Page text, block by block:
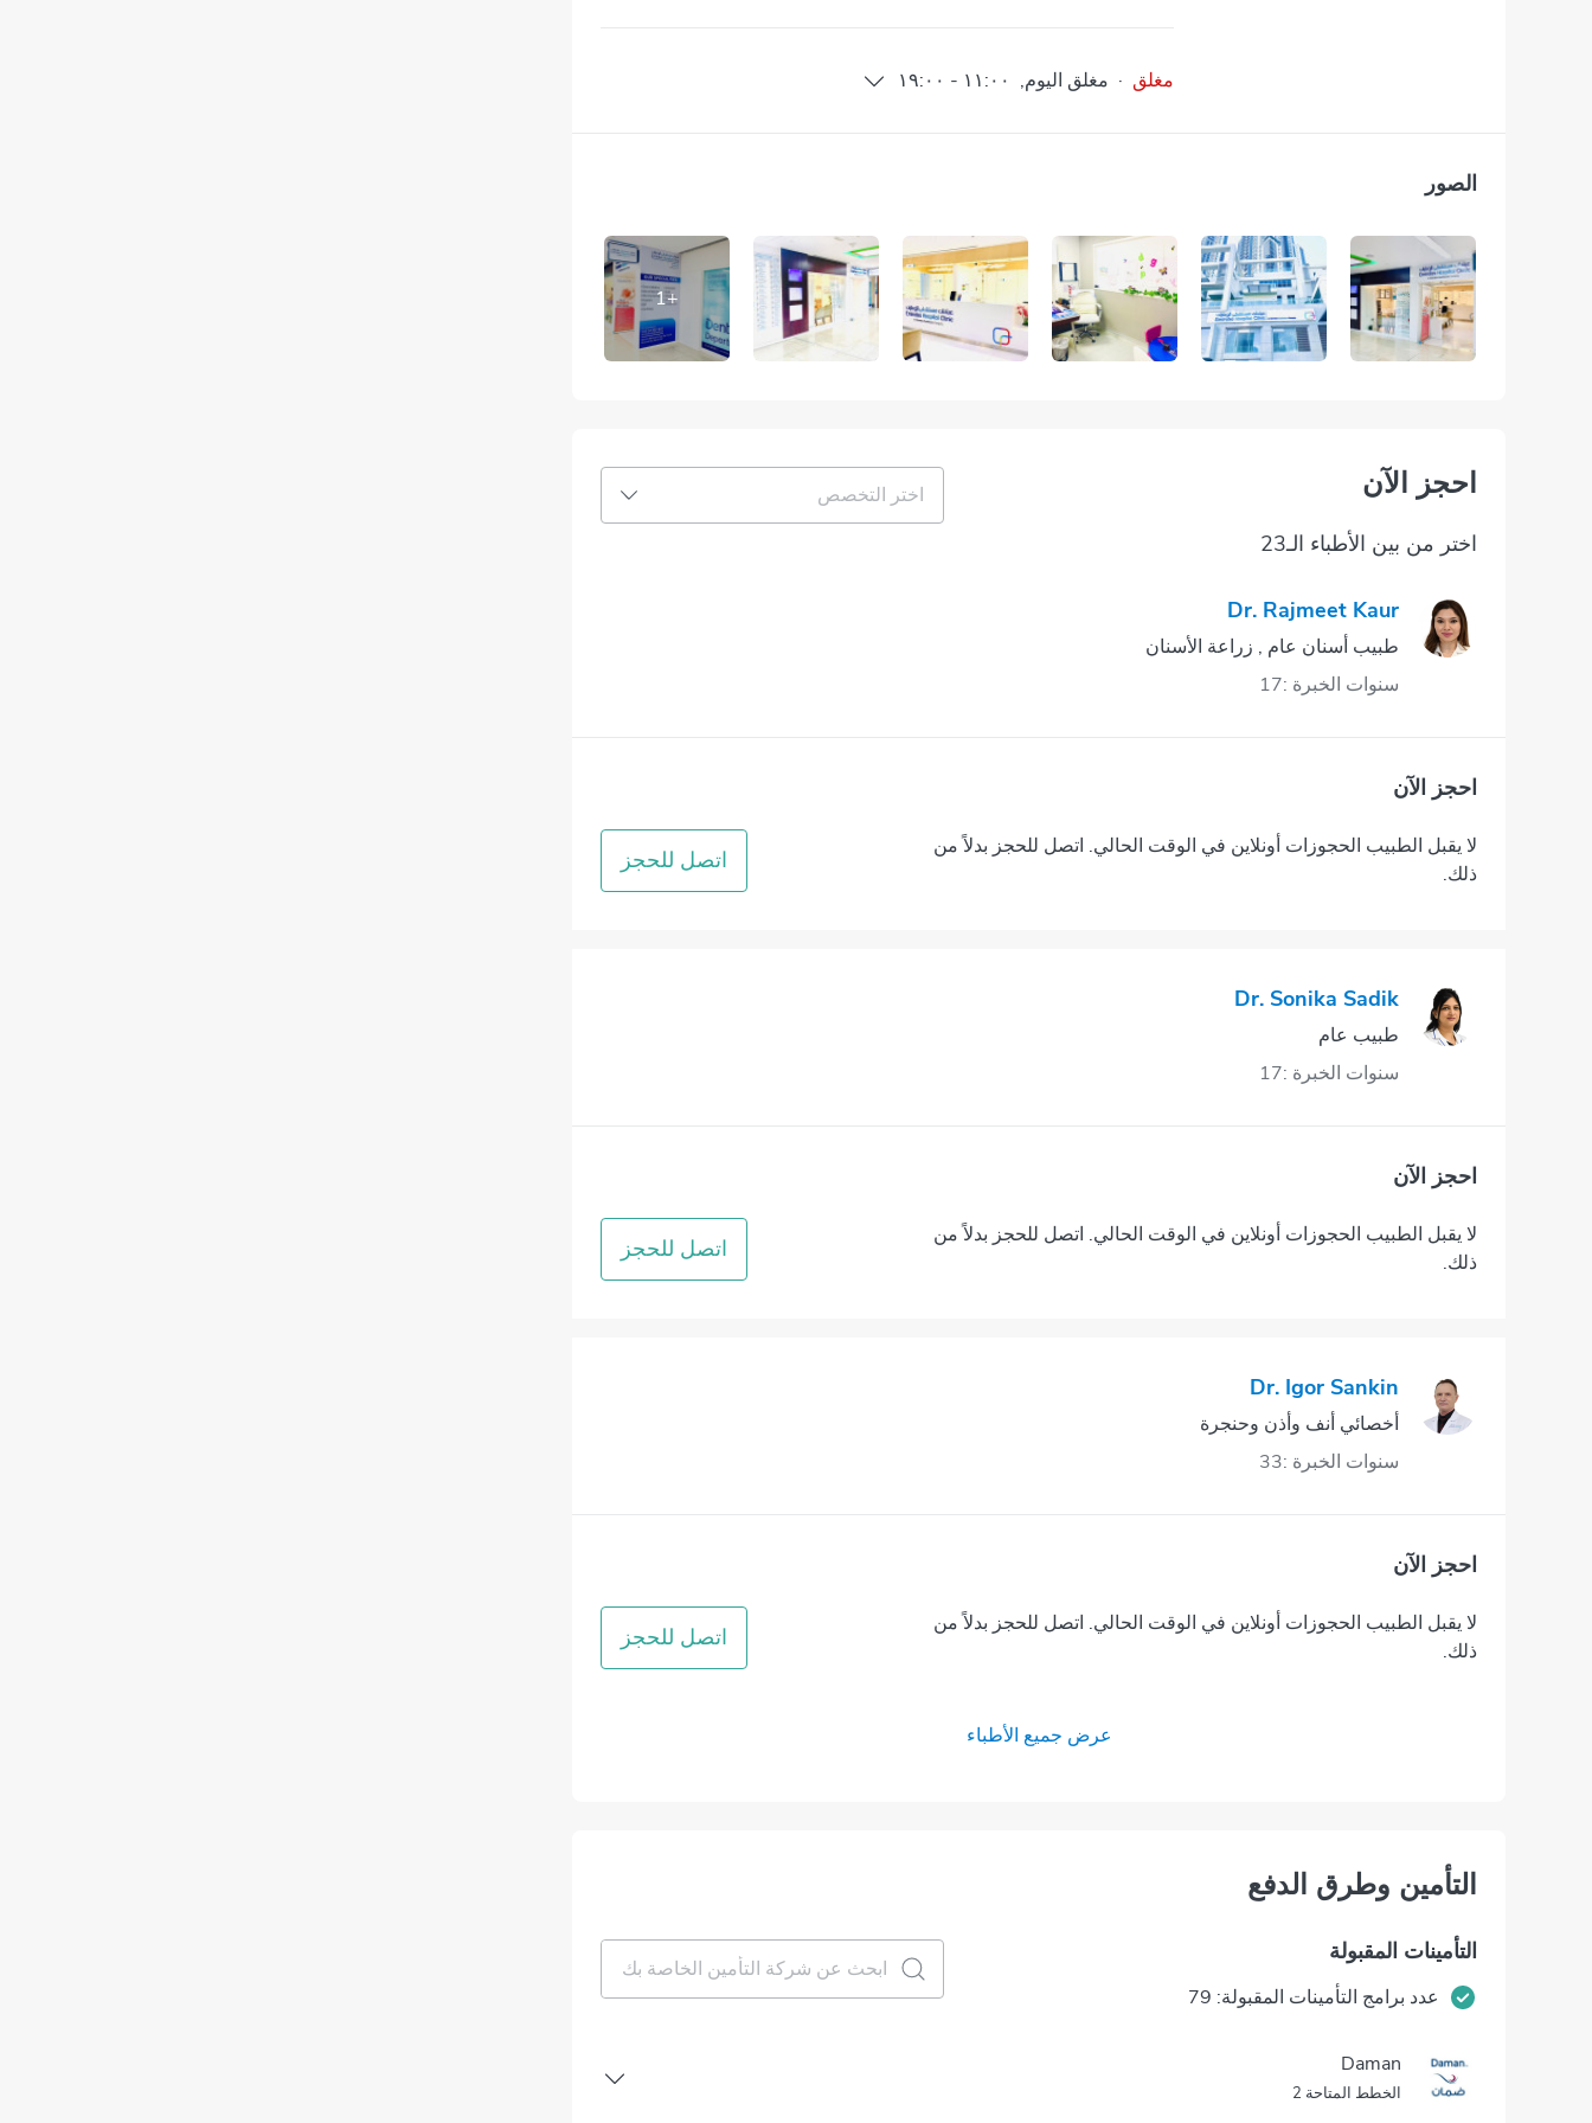
مغلق · مغلق اليوم, ١١:٠٠ - ١٩:٠٠
الصور
+
1
احجز الآن اختر التخصص
اختر من بين الأطباء الـ23
Dr. Rajmeet Kaur
طبيب أسنان عام , زراعة الأسنان
سنوات الخبرة :17
احجز الآن
لا يقبل الطبيب الحجوزات أونلاين في الوقت الحالي. اتصل للحجز بدلاً من
ذلك.
اتصل للحجز
Dr. Sonika Sadik
طبيب عام
سنوات الخبرة :17
احجز الآن
لا يقبل الطبيب الحجوزات أونلاين في الوقت الحالي. اتصل للحجز بدلاً من
ذلك.
اتصل للحجز
Dr. Igor Sankin
أخصائي أنف وأذن وحنجرة
سنوات الخبرة :33
احجز الآن
لا يقبل الطبيب الحجوزات أونلاين في الوقت الحالي. اتصل للحجز بدلاً من
ذلك.
اتصل للحجز
عرض جميع الأطباء
التأمين وطرق الدفع
التأمينات المقبولة
عدد برامج التأمينات المقبولة: 79
Daman
الخطط المتاحة 2